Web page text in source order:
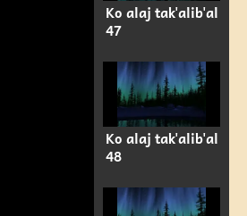
Ko alaj tak'alib'al
47
Ko alaj tak'alib'al
48